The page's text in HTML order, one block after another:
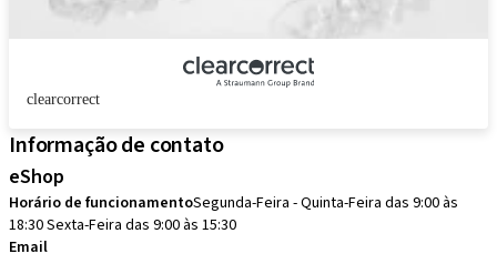
clearcorrect
Informação de contato
eShop
Horário de funcionamentoSegunda-Feira - Quinta-Feira das 9:00 às
18:30 Sexta-Feira das 9:00 às 15:30
Email